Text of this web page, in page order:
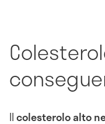
Ilcolesterolo alto